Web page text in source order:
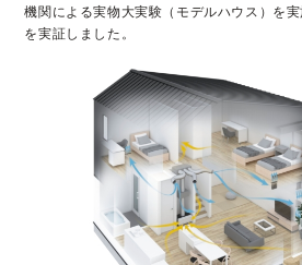
機関による実物大実験（モデルハウス）を
を実証しました。